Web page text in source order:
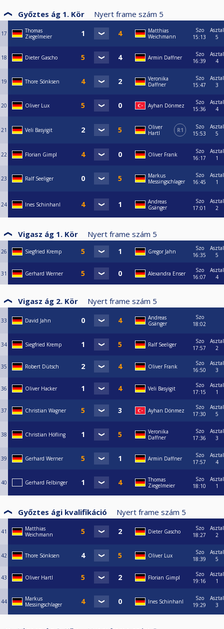
Győztes ág 1. Kör Nyert frame szám 5
17
Thomas
Ziegelmeier
Matthias
Weichmann
Szo
15:13
Asztal
5
18 Dieter Gascho Armin Daffner
Szo
16:39
Asztal
4
19 Thore Sönksen
Veronika
Daffner
Szo
15:47
Asztal
3
20 Oliver Lux Ayhan Dönmez
Szo
15:36
Asztal
4
21 Veli Basyigit
Oliver
Hartl
R1
Szo
15:53
Asztal
5
22 Florian Gimpl Oliver Frank
Szo
16:17
Asztal
1
23 Ralf Seeliger
Markus
Messingschlager
Szo
16:45
Asztal
1
24 Ines Schinhanl
Andreas
Gsänger
Szo
17:01
Asztal
2
Vigasz ág 1. Kör Nyert frame szám 5
26 Siegfried Kremp Gregor Jahn
Szo
16:35
Asztal
5
31 Gerhard Werner Alexandra Enser
Szo
16:07
Asztal
4
Vigasz ág 2. Kör Nyert frame szám 5
33 David Jahn
Andreas
Gsänger
Szo
18:02
34 Siegfried Kremp Ralf Seeliger
Szo
17:57
Asztal
2
35 Robert Dütsch Oliver Frank
Szo
16:50
Asztal
3
36 Oliver Hacker Veli Basyigit
Szo
17:15
Asztal
1
37 Christian Wagner Ayhan Dönmez
Szo
17:30
Asztal
5
38 Christian Höfling
Veronika
Daffner
Szo
17:36
Asztal
3
39 Gerhard Werner Armin Daffner
Szo
17:57
Asztal
4
40 Gerhard Felbinger
Thomas
Ziegelmeier
Szo
18:10
Asztal
1
Győztes ági kvalifikáció Nyert frame szám 5
41
Matthias
Weichmann
Dieter Gascho
Szo
18:27
Asztal
2
42 Thore Sönksen Oliver Lux
Szo
18:39
Asztal
5
43 Oliver Hartl Florian Gimpl
Szo
19:16
Asztal
1
44
Markus
Messingschlager
Ines Schinhanl
Szo
19:29
Asztal
3